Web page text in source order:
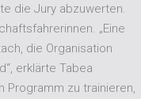
die Jury abzuwerten.
„Eine
die Organisation
erklärte Tabea
Programm zu trainieren,